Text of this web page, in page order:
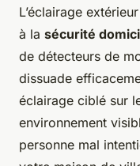
L’éclairage
à la sécurité
de détecteurs de
dissuade
éclairage ciblé sur
environnement
personne mal